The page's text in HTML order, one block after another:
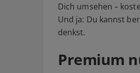
Dich umsehen –
Und ja: Du kannst
denkst.
Premium